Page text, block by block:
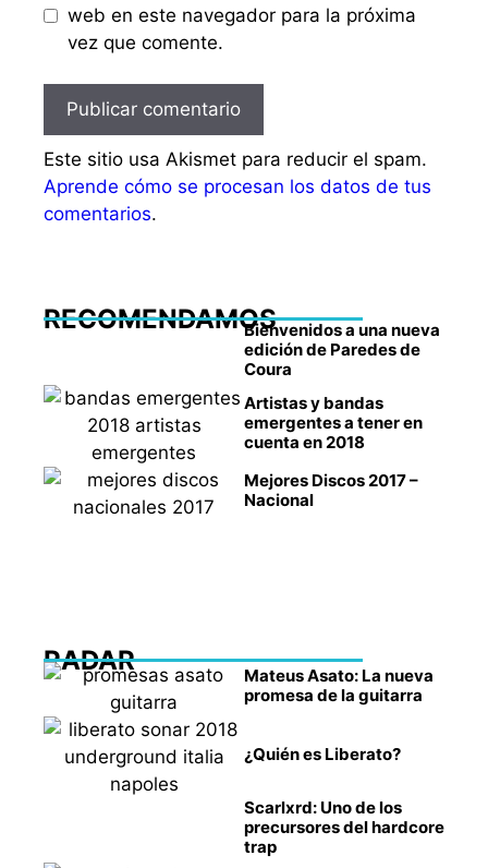
web en este navegador para la próxima
vez que comente.
Este sitio usa Akismet para reducir el spam.
Aprende cómo se procesan los datos de tus
comentarios.
RECOMENDAMOSBienvenidos a una nueva
edición de Paredes de
Coura
Artistas y bandas
emergentes a tener en
cuenta en 2018
Mejores Discos 2017 –
Nacional
RADAR
Mateus Asato: La nueva
promesa de la guitarra
¿Quién es Liberato?
Scarlxrd: Uno de los
precursores del hardcore
trap